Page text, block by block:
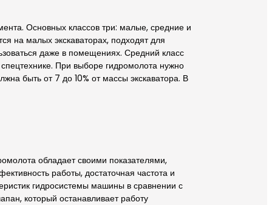
Основных классов три: малые, средние и
на малых экскаваторах, подходят для
даже в помещениях. Средний класс
При выборе гидромолота нужно
быть от 7 до 10% от массы экскаватора. В
обладает своими показателями,
работы, достаточная частота и
гидросистемы машины в сравнении с
который останавливает работу